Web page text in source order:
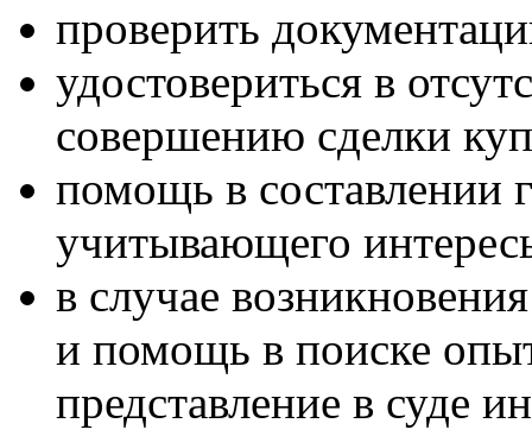
проверить
удостовериться в
совершению сделки
помощь в составлении
учитывающего
в случае
и помощь в поиске
представление в суде